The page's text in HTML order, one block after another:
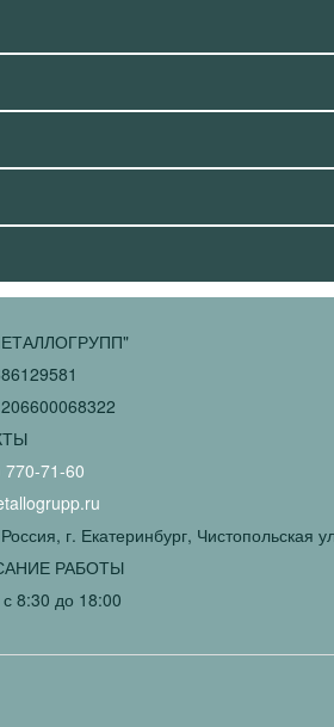
770-71-60
г. Екатеринбург, Чистопольская
РАБОТЫ
8:30 до 18:00